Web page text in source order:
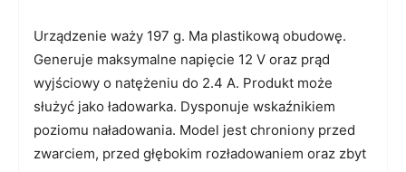
Urządzenie waży 197 g. Ma plastikową obudowę.
Generuje maksymalne napięcie 12 V oraz prąd
wyjściowy o natężeniu do 2.4 A. Produkt może
służyć jako ładowarka. Dysponuje wskaźnikiem
poziomu naładowania. Model jest chroniony przed
zwarciem, przed głębokim rozładowaniem oraz zbyt